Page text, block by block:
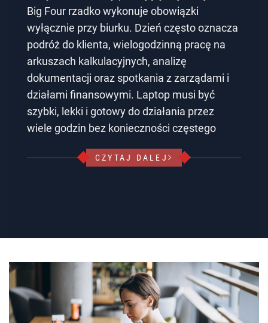
Big Four rzadko wykonuje obowiązki
wyłącznie przy biurku. Dzień często oznacza
podróż do klienta, wielogodzinną pracę na
arkuszach kalkulacyjnych, analizę
dokumentacji oraz spotkania z zarządami i
działami finansowymi. Laptop musi być
szybki, lekki i gotowy do działania przez
wiele godzin bez konieczności częstego
CZYTAJ DALEJ